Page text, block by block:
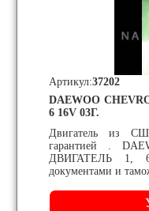
DAEWOO
6 16V 03Г.
Двигатель из
гарантией .
ДВИГАТЕЛЬ 1, 6
документами и
Артикул:37202